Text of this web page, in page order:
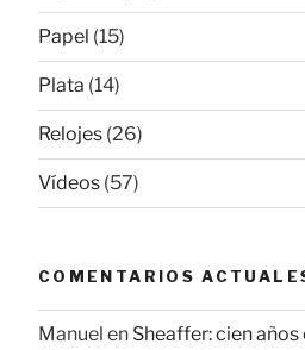
Papel (15)
Plata (14)
Relojes (26)
Vídeos (57)
COMENTARIOS
Manuel en Sheaffer: cien